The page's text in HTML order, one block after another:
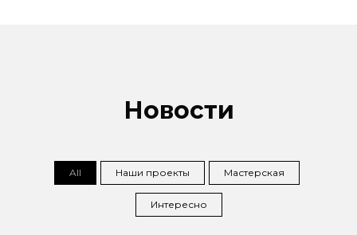
Новости
All Наши проекты Мастерская
Интересно